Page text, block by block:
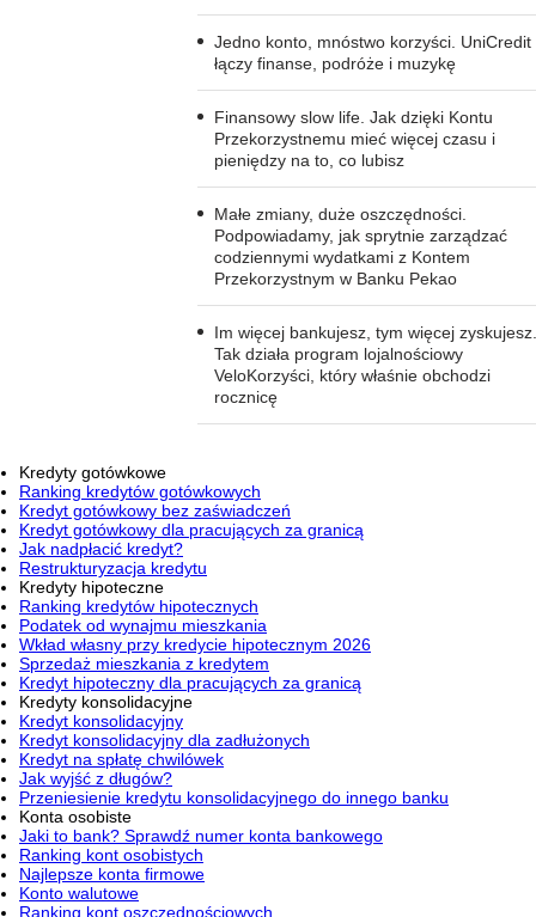
Jedno konto, mnóstwo korzyści. UniCredit
łączy finanse, podróże i muzykę
Finansowy slow life. Jak dzięki Kontu
Przekorzystnemu mieć więcej czasu i
pieniędzy na to, co lubisz
Małe zmiany, duże oszczędności.
Podpowiadamy, jak sprytnie zarządzać
codziennymi wydatkami z Kontem
Przekorzystnym w Banku Pekao
Im więcej bankujesz, tym więcej zyskujesz.
Tak działa program lojalnościowy
VeloKorzyści, który właśnie obchodzi
rocznicę
Kredyty gotówkowe
Ranking kredytów gotówkowych
Kredyt gotówkowy bez zaświadczeń
Kredyt gotówkowy dla pracujących za granicą
Jak nadpłacić kredyt?
Restrukturyzacja kredytu
Kredyty hipoteczne
Ranking kredytów hipotecznych
Podatek od wynajmu mieszkania
Wkład własny przy kredycie hipotecznym 2026
Sprzedaż mieszkania z kredytem
Kredyt hipoteczny dla pracujących za granicą
Kredyty konsolidacyjne
Kredyt konsolidacyjny
Kredyt konsolidacyjny dla zadłużonych
Kredyt na spłatę chwilówek
Jak wyjść z długów?
Przeniesienie kredytu konsolidacyjnego do innego banku
Konta osobiste
Jaki to bank? Sprawdź numer konta bankowego
Ranking kont osobistych
Najlepsze konta firmowe
Konto walutowe
Ranking kont oszczędnościowych